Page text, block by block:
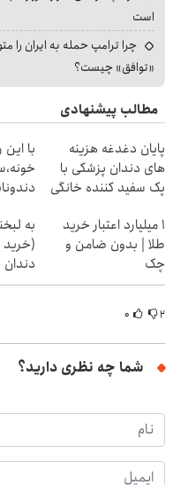
است
چرا ترامپ حمله به ایران را
«توافق» چیست؟
مطالب پیشنهادی
پایان دغدغه هزینه
های دندان پزشکی با
پک سفید کننده خانگی
با
۱ میلیارد اعتبار خرید
طلا | بدون ضامن و
چک
به
(خرید
دندان
۲ ۰
شما چه نظری دارید؟